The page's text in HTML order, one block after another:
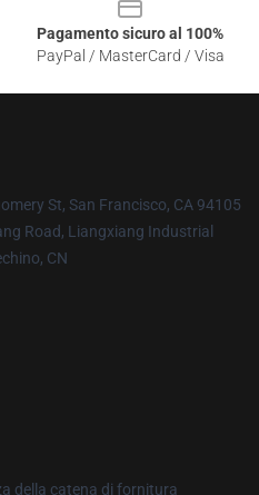
Pagamento sicuro al 100%
PayPal / MasterCard / Visa
St, San Francisco, CA 94105
Road, Liangxiang Industrial
CN
della catena di fornitura